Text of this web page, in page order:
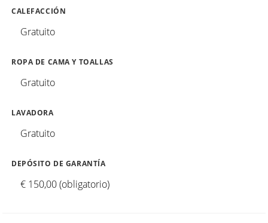
CALEFACCIÓN
Gratuito
ROPA DE CAMA Y TOALLAS
Gratuito
LAVADORA
Gratuito
DEPÓSITO DE GARANTÍA
€ 150,00 (obligatorio)